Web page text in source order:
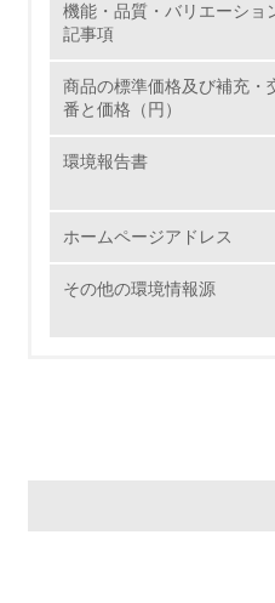
15.
16. <L2>
非該当
<L2>
機能・品質・バリエーショ
記事項
商品の標準価格及び補充・
番と価格（円）
環境報告書
ホームページアドレス
その他の環境情報源